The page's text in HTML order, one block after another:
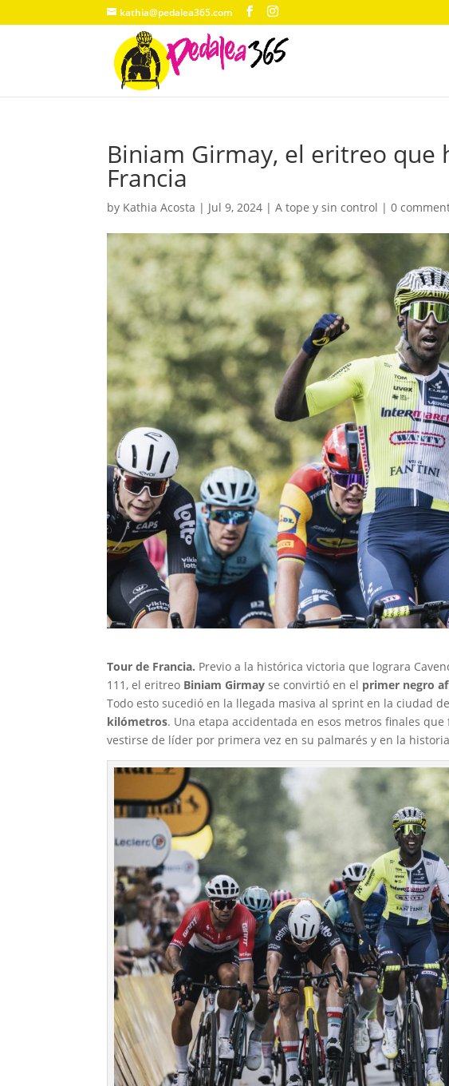
kathia@pedalea365.com
Biniam Girmay, el eritreo que
Francia
by Kathia Acosta | Jul 9, 2024 |A tope y sin control |0
Tour de Francia. Previo a la histórica victoria que lograra
111, el eritreo Biniam Girmay se convirtió en el primer negro
Todo esto sucedió en la llegada masiva al sprint en la ciudad
kilómetros. Una etapa accidentada en esos metros finales
vestirse de líder por primera vez en su palmarés y en la